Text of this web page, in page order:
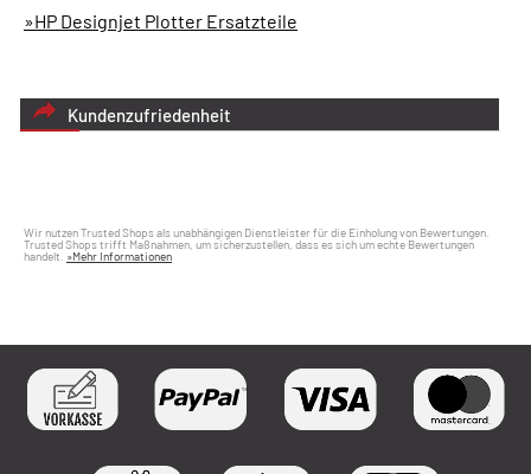
»HP Designjet Plotter Ersatzteile
Kundenzufriedenheit
Wir nutzen Trusted Shops als unabhängigen Dienstleister für die Einholung von Bewertungen.
Trusted Shops trifft Maßnahmen, um sicherzustellen, dass es sich um echte Bewertungen
handelt. »Mehr Informationen